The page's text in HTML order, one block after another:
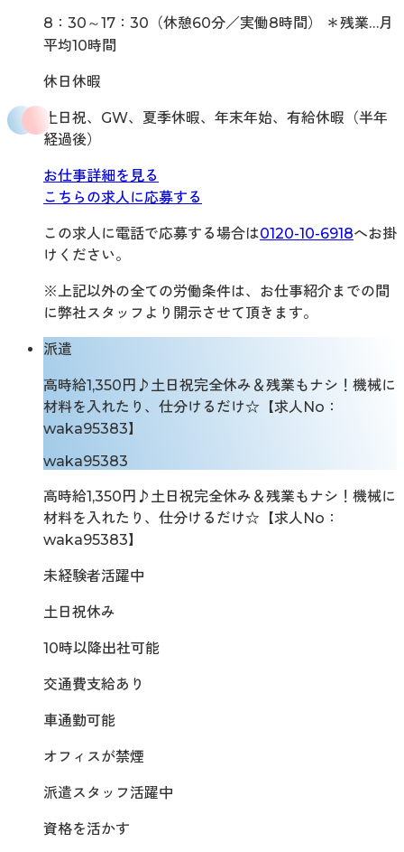
8：30～17：30（休憩60分／実働8時間） ＊残業…月
平均10時間
休日休暇
土日祝、GW、夏季休暇、年末年始、有給休暇（半年
経過後）
お仕事詳細を見る
こちらの求人に応募する
この求人に電話で応募する場合は0120-10-6918へお掛
けください。
※上記以外の全ての労働条件は、お仕事紹介までの間
に弊社スタッフより開示させて頂きます。
派遣
高時給1,350円♪土日祝完全休み＆残業もナシ！機械に
材料を入れたり、仕分けるだけ☆【求人No：
waka95383】
waka95383
高時給1,350円♪土日祝完全休み＆残業もナシ！機械に
材料を入れたり、仕分けるだけ☆【求人No：
waka95383】
未経験者活躍中
土日祝休み
10時以降出社可能
交通費支給あり
車通勤可能
オフィスが禁煙
派遣スタッフ活躍中
資格を活かす